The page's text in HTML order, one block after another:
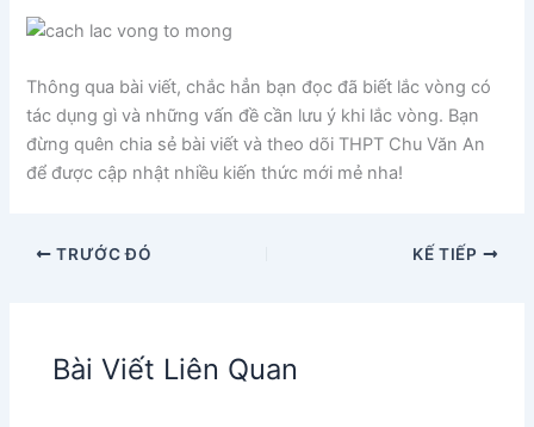
Thông qua bài viết, chắc hẳn bạn đọc đã biết lắc vòng có
tác dụng gì và những vấn đề cần lưu ý khi lắc vòng. Bạn
đừng quên chia sẻ bài viết và theo dõi THPT Chu Văn An
để được cập nhật nhiều kiến thức mới mẻ nha!
TRƯỚC ĐÓ KẾ TIẾP
Bài Viết Liên Quan